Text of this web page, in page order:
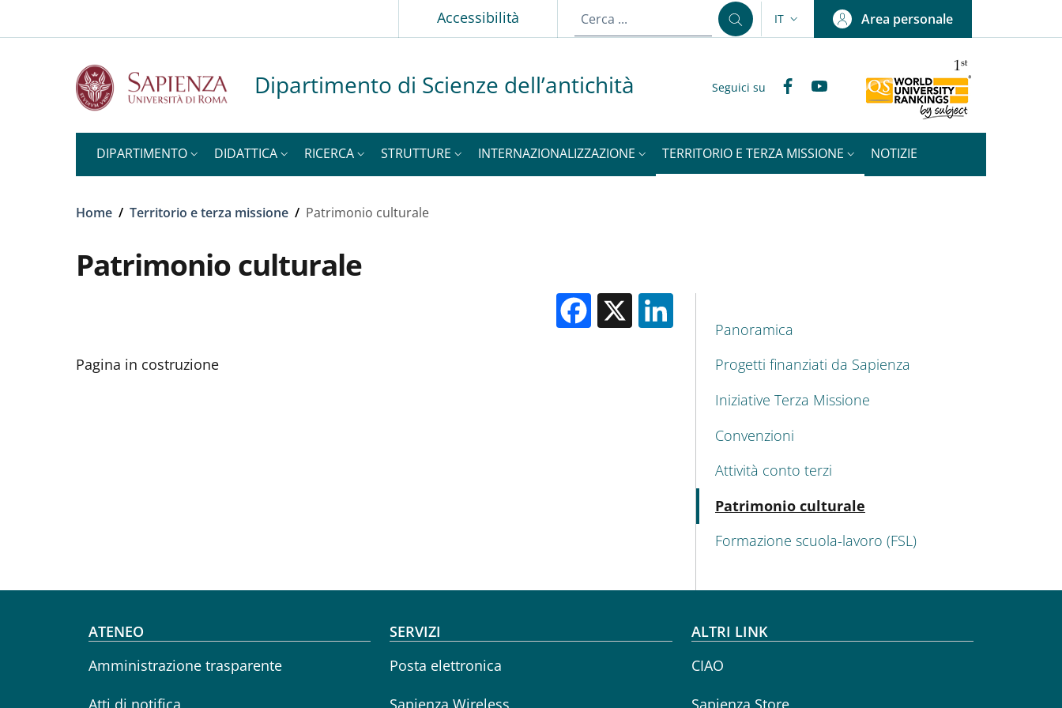
Accessibilità SELETTORE LINGUA: CURRENT LANGUAGE
IT Area personale
Dipartimento di Scienze dell’antichità Seguici su FacebookYouTube
DIPARTIMENTO DIDATTICA RICERCA STRUTTURE INTERNAZIONALIZZAZIONE TERRITORIO E TERZA MISSIONE NOTIZIE
Briciole di pane
Home / Territorio e terza missione / Patrimonio culturale
Patrimonio culturale
Facebook
X
Pagina in costruzione
MENU CEV SECOND NAVIGATION
Panoramica
Progetti finanziati da Sapienza
Iniziative Terza Missione
Convenzioni
Attività conto terzi
Patrimonio culturale
Formazione scuola-lavoro (FSL)
Footer menu
ATENEO
Amministrazione trasparente
Atti di notifica
SERVIZI
Posta elettronica
Sapienza Wireless
ALTRI LINK
CIAO
Sapienza Store